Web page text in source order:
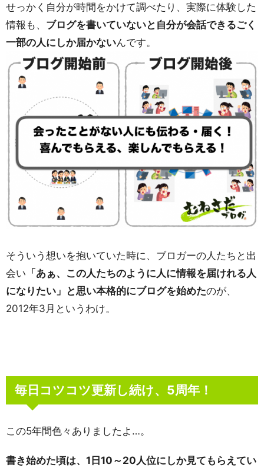
せっかく自分が時間をかけて調べたり、実際に体験した
情報も、 ブログを書いていないと自分が会話できるごく
一部の人にしか届かないんです。
そういう想いを抱いていた時に、ブロガーの人たちと出
会い 「あぁ、この人たちのように人に情報を届けれる人
になりたい」と思い本格的にブログを始めたのが、
2012年3月というわけ。
毎日コツコツ更新し続け、5周年！
この5年間色々ありましたよ…。
書き始めた頃は、1日10～20人位にしか見てもらえてい